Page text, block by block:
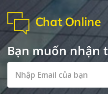
Bạn muốn nhận